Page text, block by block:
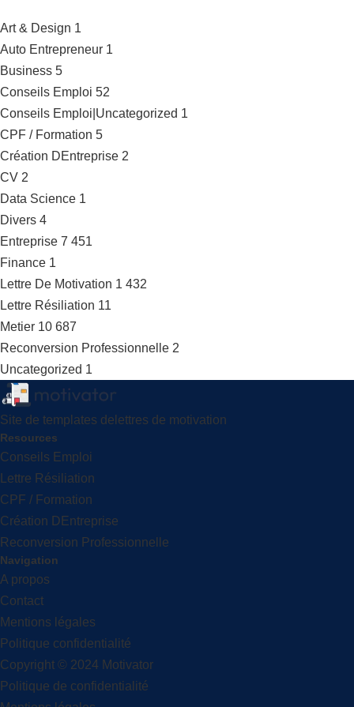
Art & Design 1
Auto Entrepreneur 1
Business 5
Conseils Emploi 52
Conseils Emploi|Uncategorized 1
CPF / Formation 5
Création DEntreprise 2
CV 2
Data Science 1
Divers 4
Entreprise 7 451
Finance 1
Lettre De Motivation 1 432
Lettre Résiliation 11
Metier 10 687
Reconversion Professionnelle 2
Uncategorized 1
Site de templates delettres de motivation
Resources
Conseils Emploi
Lettre Résiliation
CPF / Formation
Création DEntreprise
Reconversion Professionnelle
Navigation
A propos
Contact
Mentions légales
Politique confidentialité
Copyright © 2024 Motivator
Politique de confidentialité